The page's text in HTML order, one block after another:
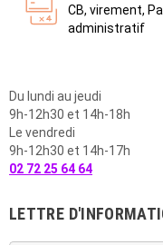
CB, virement,
administratif
Du lundi au jeudi
9h-12h30 et 14h-18h
Le vendredi
9h-12h30 et 14h-17h
02 72 25 64 64
LETTRE